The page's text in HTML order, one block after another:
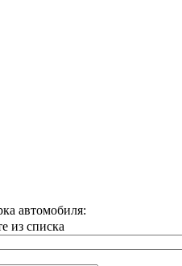
автомобиля:
из списка